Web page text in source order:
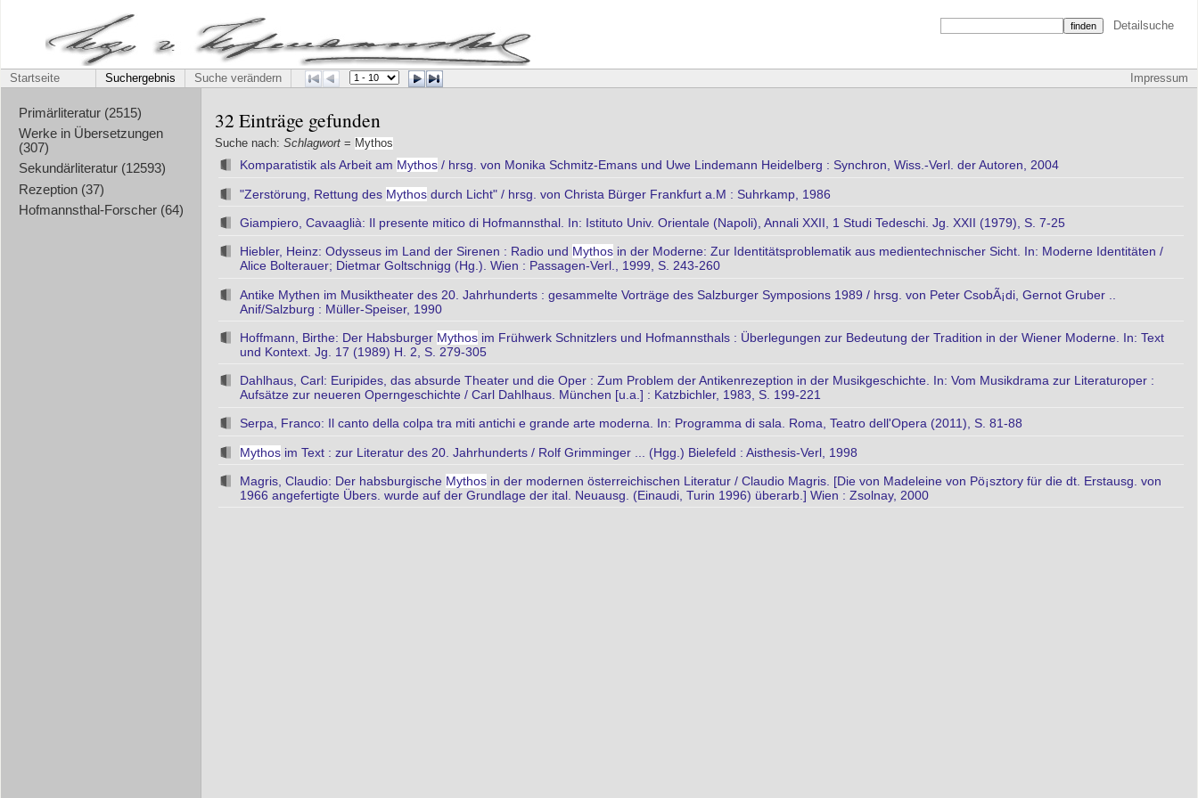
Detailsuche
Impressum
Startseite Suchergebnis Suche verändern
Primärliteratur (2515)
Werke in Übersetzungen
(307)
Sekundärliteratur (12593)
Rezeption (37)
Hofmannsthal-Forscher (64)
32 Einträge gefunden
Suche nach: Schlagwort = Mythos
Komparatistik als Arbeit am Mythos / hrsg. von Monika Schmitz-Emans und Uwe Lindemann Heidelberg : Synchron, Wiss.-Verl. der Autoren, 2004
"Zerstörung, Rettung des Mythos durch Licht" / hrsg. von Christa Bürger Frankfurt a.M : Suhrkamp, 1986
Giampiero, Cavaaglià: Il presente mitico di Hofmannsthal. In: Istituto Univ. Orientale (Napoli), Annali XXII, 1 Studi Tedeschi. Jg. XXII (1979), S. 7-25
Hiebler, Heinz: Odysseus im Land der Sirenen : Radio und Mythos in der Moderne: Zur Identitätsproblematik aus medientechnischer Sicht. In: Moderne Identitäten /
Alice Bolterauer; Dietmar Goltschnigg (Hg.). Wien : Passagen-Verl., 1999, S. 243-260
Antike Mythen im Musiktheater des 20. Jahrhunderts : gesammelte Vorträge des Salzburger Symposions 1989 / hrsg. von Peter CsobÃ¡di, Gernot Gruber ..
Anif/Salzburg : Müller-Speiser, 1990
Hoffmann, Birthe: Der Habsburger Mythos im Frühwerk Schnitzlers und Hofmannsthals : Überlegungen zur Bedeutung der Tradition in der Wiener Moderne. In: Text
und Kontext. Jg. 17 (1989) H. 2, S. 279-305
Dahlhaus, Carl: Euripides, das absurde Theater und die Oper : Zum Problem der Antikenrezeption in der Musikgeschichte. In: Vom Musikdrama zur Literaturoper :
Aufsätze zur neueren Operngeschichte / Carl Dahlhaus. München [u.a.] : Katzbichler, 1983, S. 199-221
Serpa, Franco: Il canto della colpa tra miti antichi e grande arte moderna. In: Programma di sala. Roma, Teatro dell'Opera (2011), S. 81-88
Mythos im Text : zur Literatur des 20. Jahrhunderts / Rolf Grimminger ... (Hgg.) Bielefeld : Aisthesis-Verl, 1998
Magris, Claudio: Der habsburgische Mythos in der modernen österreichischen Literatur / Claudio Magris. [Die von Madeleine von Pö¡sztory für die dt. Erstausg. von
1966 angefertigte Übers. wurde auf der Grundlage der ital. Neuausg. (Einaudi, Turin 1996) überarb.] Wien : Zsolnay, 2000